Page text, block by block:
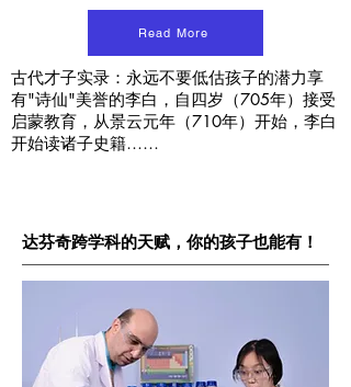
Read More
古代才子实录：永远不要低估孩子的潜力享
有"诗仙"美誉的李白，自四岁（705年）接受
启蒙教育，从景云元年（710年）开始，李白
开始读诸子史籍……
达芬奇跨学科的天赋，你的孩子也能有！